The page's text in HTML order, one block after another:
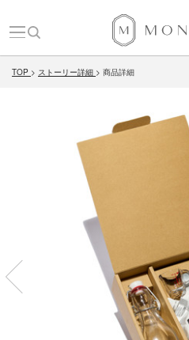
TOP ストーリー詳細 商品詳細